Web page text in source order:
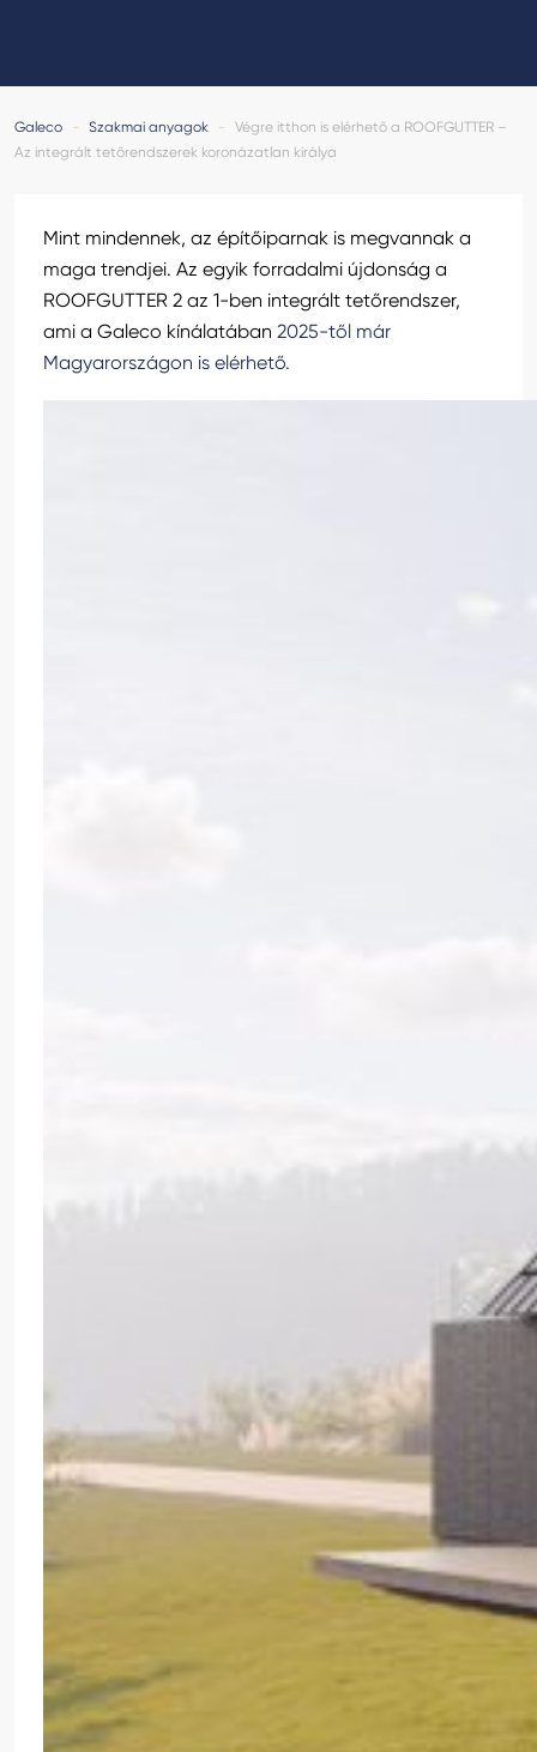
Galeco - Szakmai anyagok -
Végre itthon is elérhető a ROOFGUTTER –
Az integrált tetőrendszerek koronázatlan királya
Mint mindennek, az építőiparnak is megvannak a
maga trendjei. Az egyik forradalmi újdonság a
ROOFGUTTER 2 az 1-ben integrált tetőrendszer,
ami a Galeco kínálatában 2025-től már
Magyarországon is elérhető.